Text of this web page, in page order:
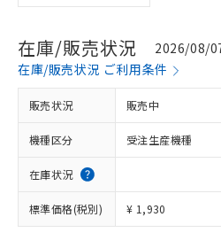
在庫/販売状況
2026/08/
在庫/販売状況 ご利用条件
販売状況 販売中
機種区分 受注生産機種
在庫状況
標準価格(税別) ¥ 1,930